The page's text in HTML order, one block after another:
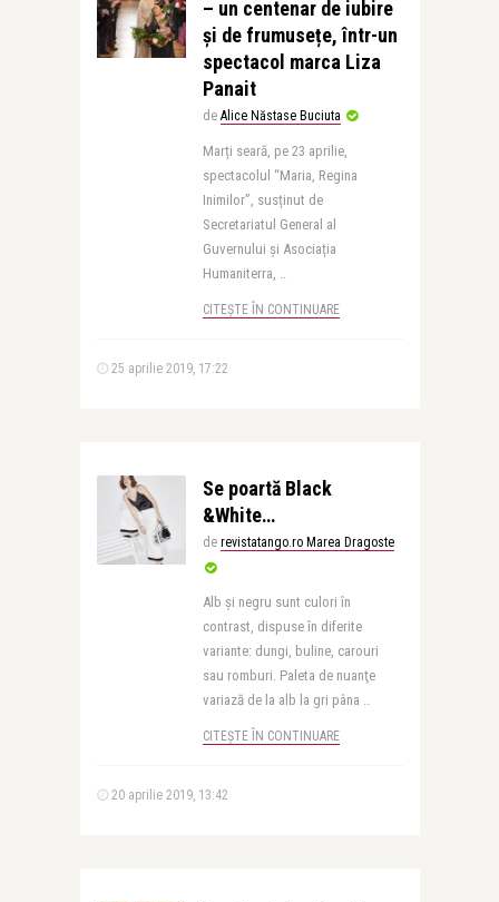
– un centenar de iubire
și de frumusețe, într-un
spectacol marca Liza
Panait
de Alice Năstase Buciuta
Marți seară, pe 23 aprilie,
spectacolul “Maria, Regina
Inimilor”, susținut de
Secretariatul General al
Guvernului și Asociația
Humaniterra, ..
CITEȘTE ÎN CONTINUARE
25 aprilie 2019, 17:22
Se poartă Black
&White…
de revistatango.ro Marea Dragoste
Alb şi negru sunt culori în
contrast, dispuse în diferite
variante: dungi, buline, carouri
sau romburi. Paleta de nuanţe
variază de la alb la gri pâna ..
CITEȘTE ÎN CONTINUARE
20 aprilie 2019, 13:42